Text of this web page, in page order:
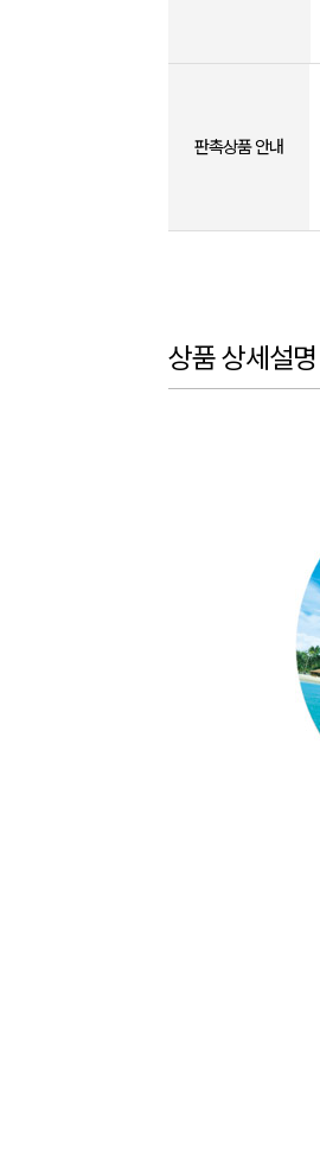
판촉상품 안내
상품 상세설명